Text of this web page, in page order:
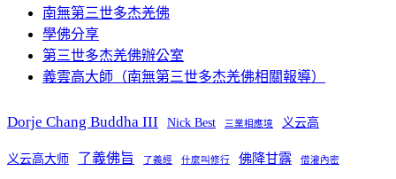
南無第三世多杰羌佛
學佛分享
第三世多杰羌佛辦公室
義雲高大師（南無第三世多杰羌佛相關報導）
Dorje Chang Buddha III Nick Best 三業相應境 义云高
义云高大师 了義佛旨 了義經 什麼叫修行 佛降甘露 借灌內密